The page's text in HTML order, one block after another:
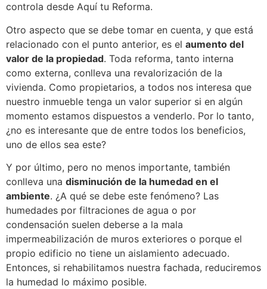
controla desde Aquí tu Reforma.
Otro aspecto que se debe tomar en cuenta, y que está
relacionado con el punto anterior, es el aumento del
valor de la propiedad. Toda reforma, tanto interna
como externa, conlleva una revalorización de la
vivienda. Como propietarios, a todos nos interesa que
nuestro inmueble tenga un valor superior si en algún
momento estamos dispuestos a venderlo. Por lo tanto,
¿no es interesante que de entre todos los beneficios,
uno de ellos sea este?
Y por último, pero no menos importante, también
conlleva una disminución de la humedad en el
ambiente. ¿A qué se debe este fenómeno? Las
humedades por filtraciones de agua o por
condensación suelen deberse a la mala
impermeabilización de muros exteriores o porque el
propio edificio no tiene un aislamiento adecuado.
Entonces, si rehabilitamos nuestra fachada, reduciremos
la humedad lo máximo posible.